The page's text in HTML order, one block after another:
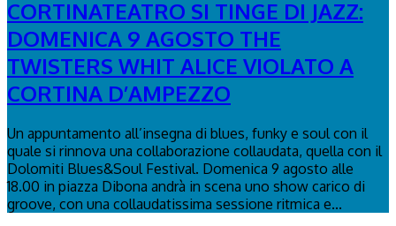
CORTINATEATRO SI TINGE DI JAZZ:
DOMENICA 9 AGOSTO THE
TWISTERS WHIT ALICE VIOLATO A
CORTINA D’AMPEZZO
Un appuntamento all’insegna di blues, funky e soul con il
quale si rinnova una collaborazione collaudata, quella con il
Dolomiti Blues&Soul Festival. Domenica 9 agosto alle
18.00 in piazza Dibona andrà in scena uno show carico di
groove, con una collaudatissima sessione ritmica e...